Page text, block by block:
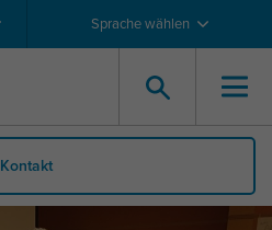
Sprache wählen
Kontakt